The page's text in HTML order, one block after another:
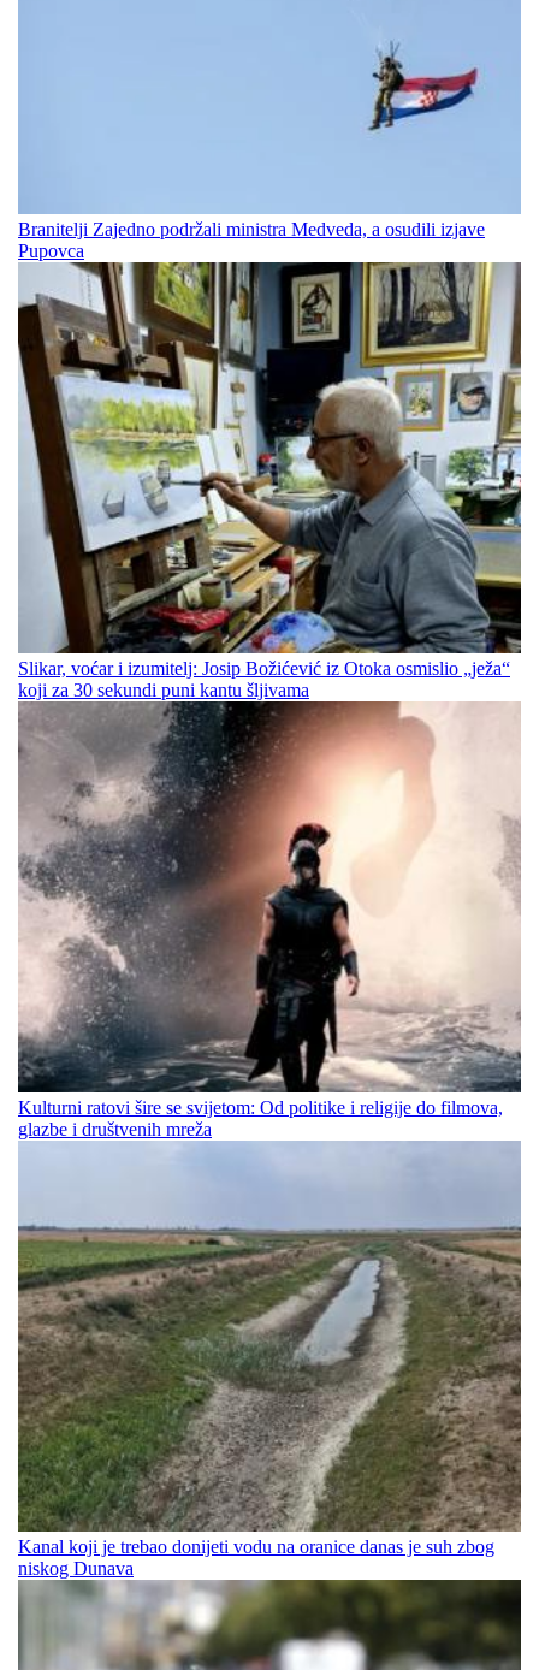
Branitelji Zajedno podržali ministra Medveda, a osudili izjave
Pupovca
Slikar, voćar i izumitelj: Josip Božićević iz Otoka osmislio „ježa“
koji za 30 sekundi puni kantu šljivama
Kulturni ratovi šire se svijetom: Od politike i religije do filmova,
glazbe i društvenih mreža
Kanal koji je trebao donijeti vodu na oranice danas je suh zbog
niskog Dunava